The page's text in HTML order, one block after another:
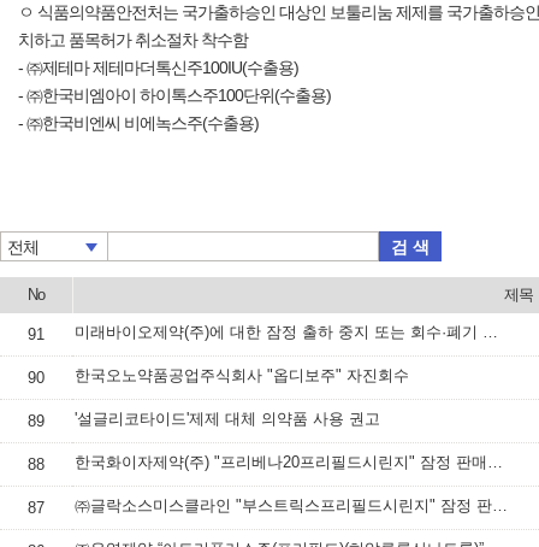
ㅇ 식품의약품안전처는 국가출하승인 대상인 보툴리눔 제제를 국가출하승
치하고 품목허가 취소절차 착수함
- ㈜제테마 제테마더톡신주100IU(수출용)
- ㈜한국비엠아이 하이톡스주100단위(수출용)
- ㈜한국비엔씨 비에녹스주(수출용)
전체 검 색
No 제목
91 미래바이오제약(주)에 대한 잠정 출하 중지 또는 회수·폐기 등 명령하고, 속보 배포
90 한국오노약품공업주식회사 "옵디보주" 자진회수
89 '설글리코타이드'제제 대체 의약품 사용 권고
88 한국화이자제약(주) "프리베나20프리필드시린지" 잠정 판매사용중지 조치
87 ㈜글락소스미스클라인 "부스트릭스프리필드시린지" 잠정 판매·사용 중지 조치